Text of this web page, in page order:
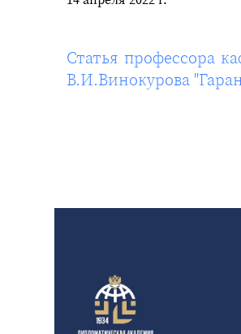
Статья профессора
В.И.Винокурова